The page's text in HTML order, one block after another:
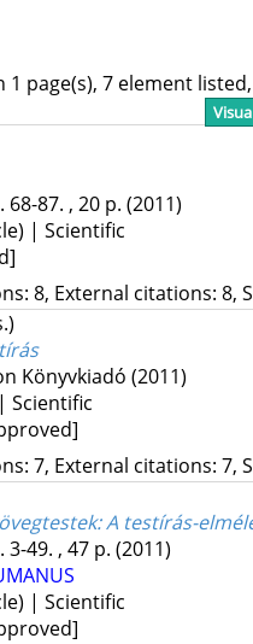
1 page(s), 7 element
68-87. , 20 p. (2011)
| Scientific
8, External citations: 8,
Könyvkiadó (2011)
Scientific
7, External citations: 7,
: A testírás-
3-49. , 47 p. (2011)
| Scientific